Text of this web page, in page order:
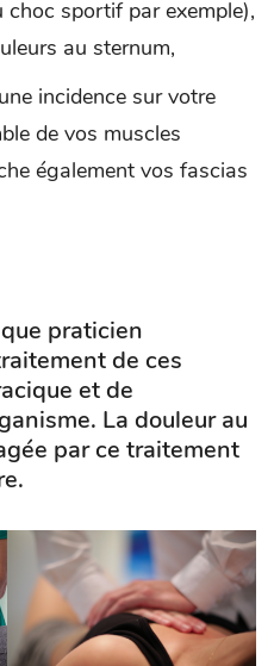
sportif par exemple),
au sternum,
incidence sur votre
de vos muscles
également vos fascias
praticien
de ces
et de
La douleur au
par ce traitement